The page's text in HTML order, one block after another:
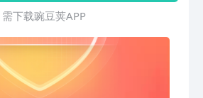
全更放心【应用管理】批量卸载和升
应用，及时清理卸载残留【通知清理】
通知管家，让烦人的通知通通收纳起
还可以一键清理哦
需 下 载 豌 豆 荚 A P P